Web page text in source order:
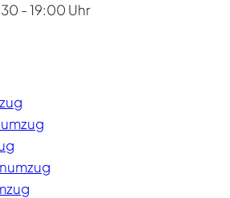
- 19:00 Uhr